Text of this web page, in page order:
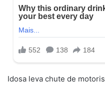
Idosa leva chute de